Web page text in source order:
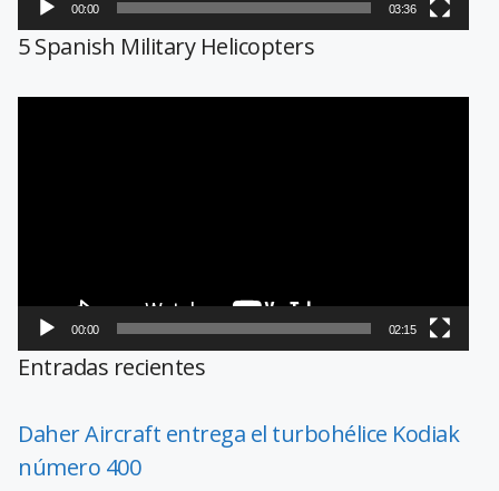
00:00 03:36
5 Spanish Military Helicopters
00:00 02:15
Entradas recientes
Daher Aircraft entrega el turbohélice Kodiak
número 400